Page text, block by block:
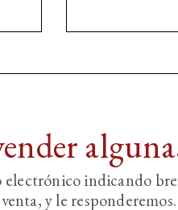
electrónico indicando
y le